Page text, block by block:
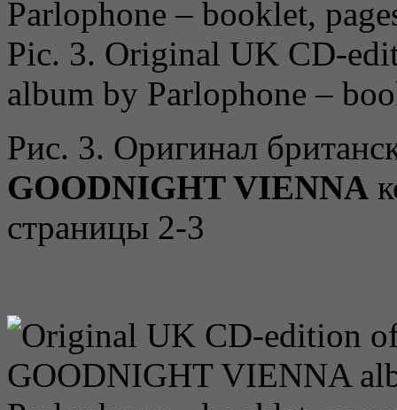
Pic. 3. Original UK CD-
album by Parlophone –
Рис. 3. Оригинал
GOODNIGHT VIENNA
страницы 2-3